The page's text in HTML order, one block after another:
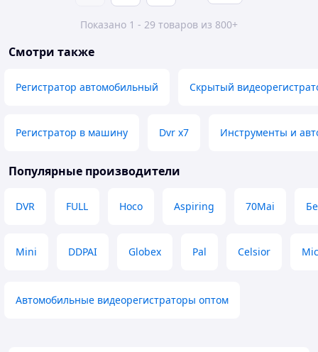
Показано 1 - 29 товаров из 800+
Смотри также
Регистратор автомобильный Скрытый
Регистратор в машину Dvr x7 Инструменты и
Популярные производители
DVR FULL Hoco Aspiring 70Mai
Mini DDPAI Globex Pal Celsior
Автомобильные видеорегистраторы оптом